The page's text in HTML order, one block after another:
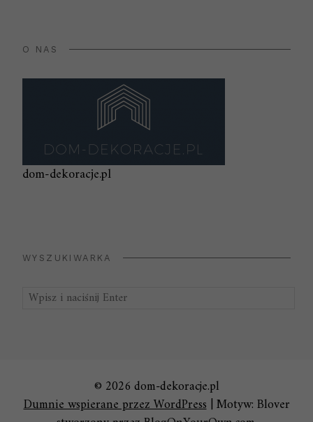
O NAS
dom-dekoracje.pl
WYSZUKIWARKA
Szukaj:
© 2026 dom-dekoracje.pl
Dumnie wspierane przez WordPress|Motyw: Blover